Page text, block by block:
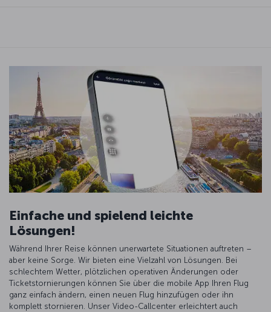
Einfache und spielend leichte
Lösungen!
Während Ihrer Reise können unerwartete Situationen auftreten –
aber keine Sorge. Wir bieten eine Vielzahl von Lösungen. Bei
schlechtem Wetter, plötzlichen operativen Änderungen oder
Ticketstornierungen können Sie über die mobile App Ihren Flug
ganz einfach ändern, einen neuen Flug hinzufügen oder ihn
komplett stornieren. Unser Video-Callcenter erleichtert auch